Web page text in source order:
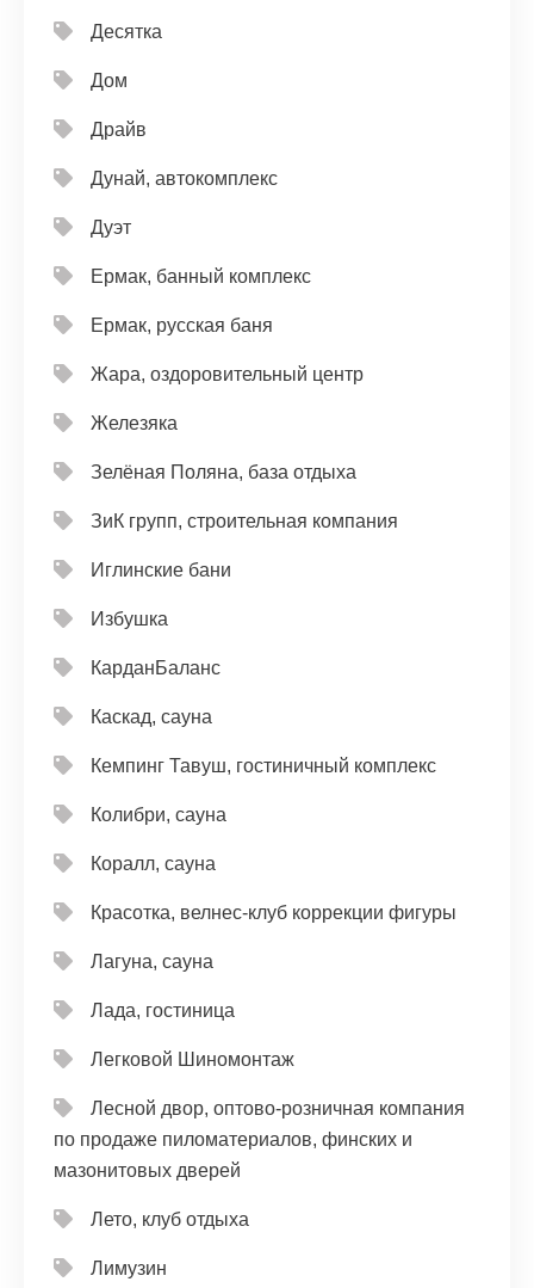
Десятка
Дом
Драйв
Дунай, автокомплекс
Дуэт
Ермак, банный комплекс
Ермак, русская баня
Жара, оздоровительный центр
Железяка
Зелёная Поляна, база отдыха
ЗиК групп, строительная компания
Иглинские бани
Избушка
КарданБаланс
Каскад, сауна
Кемпинг Тавуш, гостиничный комплекс
Колибри, сауна
Коралл, сауна
Красотка, велнес-клуб коррекции фигуры
Лагуна, сауна
Лада, гостиница
Легковой Шиномонтаж
Лесной двор, оптово-розничная компания
по продаже пиломатериалов, финских и
мазонитовых дверей
Лето, клуб отдыха
Лимузин